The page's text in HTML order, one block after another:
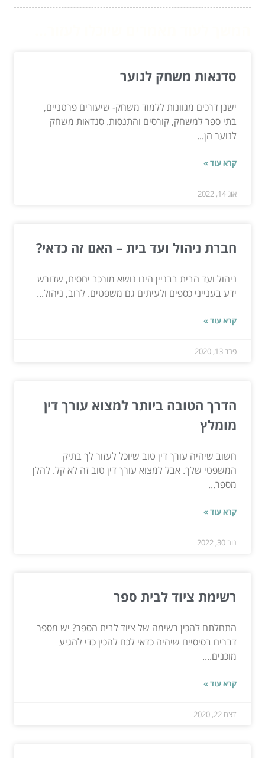
סדנאות משחק לנוער
ישנן דרכים מגוונות ללמוד משחק- שיעורים פרטניים,
בתי ספר למשחק, קורסים והתנסות. סנדאות משחק
לנוער הן...
קרא עוד »
אוג 14, 2022
חברת ניהול ועד בית – האם זה כדאי?
ניהול ועד הבית בבניין הינו נושא מורכב יחסית, שדורש
ידע בענייני כספים ולעיתים גם משפטים. לרוב, ניהול...
קרא עוד »
פבר 13, 2020
הדרך הטובה ביותר למצוא עורך דין
מומלץ
חשוב שיהיה עורך דין טוב שיוכל לעזור לך בתיק
המשפטי שלך. אבל למצוא עורך דין טוב זה לא קל. להלן
מספר...
קרא עוד »
נוב 30, 2022
רשימת ציוד לבית ספר
התחלתם להכין רשימה של ציוד לבית הספר? יש מספר
דברים בסיסיים שיהיה כדאי לכם להכין כדי להגיע
מוכנים....
קרא עוד »
דצמ 22, 2020